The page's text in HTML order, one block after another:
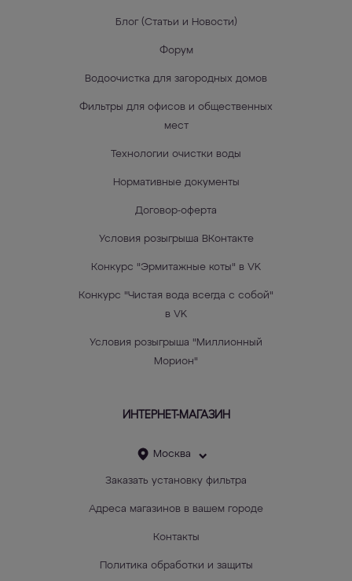
Блог (Статьи и Новости)
Форум
Водоочистка для загородных домов
Фильтры для офисов и общественных
мест
Технологии очистки воды
Нормативные документы
Договор-оферта
Условия розыгрыша ВКонтакте
Конкурс "Эрмитажные коты" в VK
Конкурс "Чистая вода всегда с собой"
в VK
Условия розыгрыша "Миллионный
Морион"
ИНТЕРНЕТ-МАГАЗИН
Москва
Заказать установку фильтра
Адреса магазинов в вашем городе
Контакты
Политика обработки и защиты